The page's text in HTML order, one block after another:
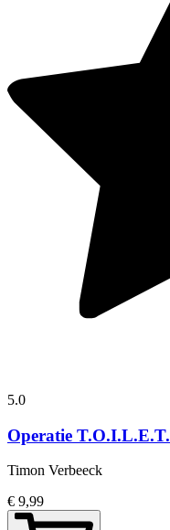
5.0
Operatie T.O.I.L.E.T.
Timon Verbeeck
€ 9,99